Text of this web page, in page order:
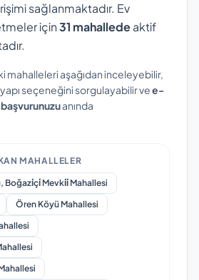
sağlanmaktadır. Ev
için31 mahalledeaktif
mahalleleri aşağıdan inceleyebilir,
seçeneğini sorgulayabilir vee-
anında
MAHALLELER
Boğazi̇çi̇ Mevki̇i̇ Mahallesi
Ören Köyü Mahallesi